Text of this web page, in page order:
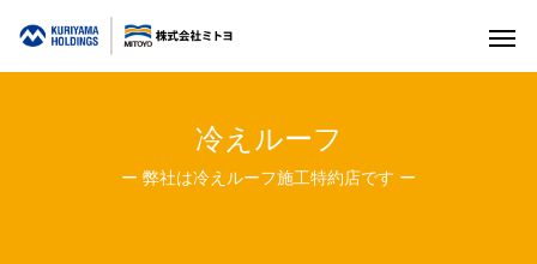
冷えルーフ
ー 弊社は冷えルーフ施工特約店です ー